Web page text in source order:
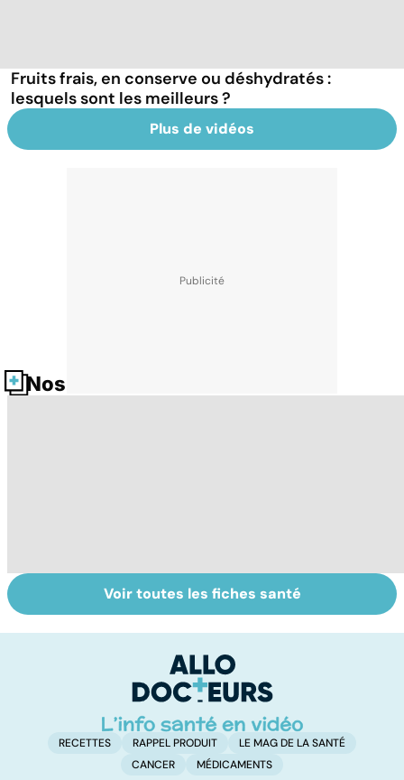
Fruits frais, en conserve ou déshydratés :
lesquels sont les meilleurs ?
Plus de vidéos
Nos fiches santé
osseuse : des
La sciatique : un
symptôme
Voir toutes les fiches santé
RECETTES RAPPEL PRODUIT
LE MAG DE LA SANTÉ
CANCER
MÉDICAMENTS